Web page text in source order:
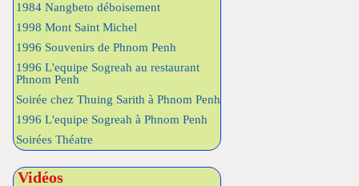
1984 Nangbeto déboisement
1998 Mont Saint Michel
1996 Souvenirs de Phnom Penh
1996 L'equipe Sogreah au restaurant
Phnom Penh
Soirée chez Thuing Sarith à Phnom Penh
1996 L'equipe Sogreah à Phnom Penh
Soirées Théatre
Vidéos